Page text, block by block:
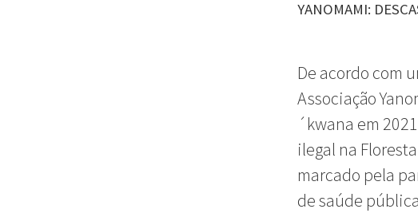
YANOMAMI:
De acordo com
Associação
´kwana em
ilegal na
marcado pela
de saúde